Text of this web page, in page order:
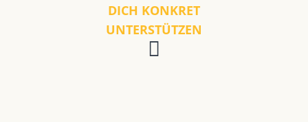
DICH KONKRET
UNTERSTÜTZEN